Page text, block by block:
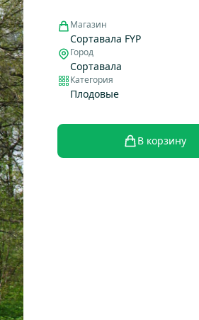
Магазин
Сортавала FYP
Город
Сортавала
Категория
Плодовые
В корзину